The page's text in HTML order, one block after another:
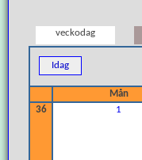
veckodag
Idag
Mån
36
1